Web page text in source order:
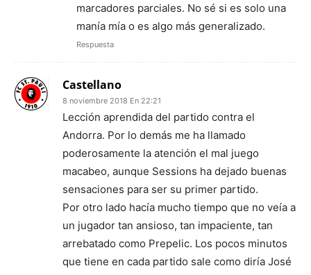
marcadores parciales. No sé si es solo una
manía mía o es algo más generalizado.
Respuesta
Castellano
8 noviembre 2018 En 22:21
Lección aprendida del partido contra el
Andorra. Por lo demás me ha llamado
poderosamente la atención el mal juego
macabeo, aunque Sessions ha dejado buenas
sensaciones para ser su primer partido.
Por otro lado hacía mucho tiempo que no veía a
un jugador tan ansioso, tan impaciente, tan
arrebatado como Prepelic. Los pocos minutos
que tiene en cada partido sale como diría José